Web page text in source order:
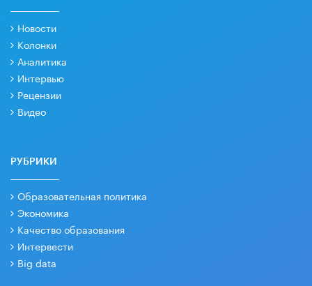
Новости
Колонки
Аналитика
Интервью
Рецензии
Видео
РУБРИКИ
Образовательная политика
Экономика
Качество образования
Интервести
Big data